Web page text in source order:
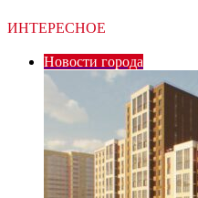
ИНТЕРЕСНОЕ
Новости города